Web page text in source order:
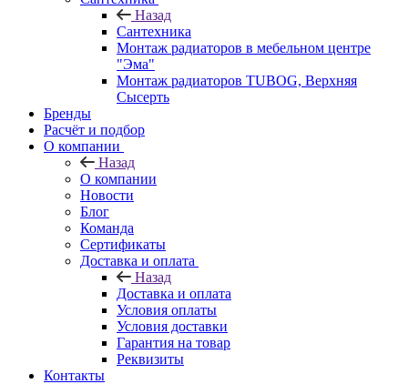
Назад
Сантехника
Монтаж радиаторов в мебельном центре
"Эма"
Монтаж радиаторов TUBOG, Верхняя
Сысерть
Бренды
Расчёт и подбор
О компании
Назад
О компании
Новости
Блог
Команда
Сертификаты
Доставка и оплата
Назад
Доставка и оплата
Условия оплаты
Условия доставки
Гарантия на товар
Реквизиты
Контакты